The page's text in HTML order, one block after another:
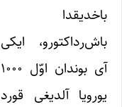
باخدیقدا
باش‌رداکتورو، ایکی
آی بوندان اوّل ۱۰۰۰
یورویا آلدیغی قورد